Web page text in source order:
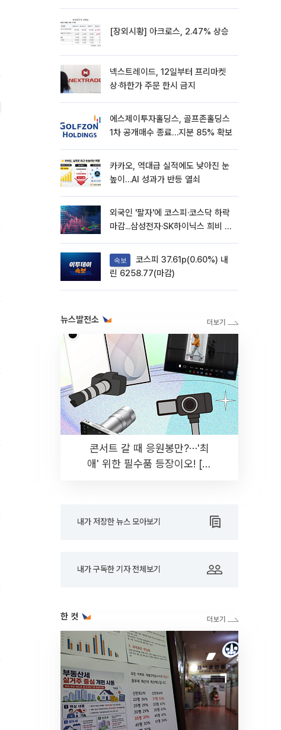
[장외시황] 아크로스, 2.47% 상승
넥스트레이드, 12일부터 프리마켓
상·하한가 주문 한시 금지
에스제이투자홀딩스, 골프존홀딩스
1차 공개매수 종료…지분 85% 확보
카카오, 역대급 실적에도 낮아진 눈
높이…AI 성과가 반등 열쇠
외국인 '팔자'에 코스피·코스닥 하락
마감...삼성전자·SK하이닉스 희비 갈
속보
린 6258.77(마감)
뉴스발전소
콘서트 갈 때 응원봉만?⋯'최
애' 위한 필수품 등장이오! [솔
내가 저장한 뉴스 모아보기
내가 구독한 기자 전체보기
한 컷